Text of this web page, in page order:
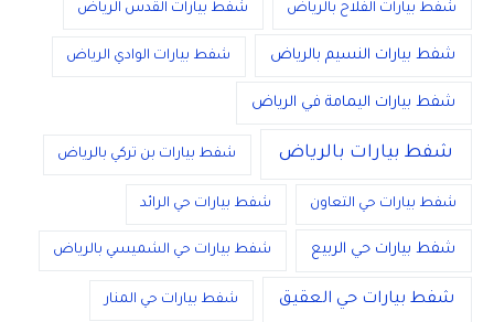
شفط بيارات الفلاح بالرياض شفط بيارات القدس الرياض
شفط بيارات النسيم بالرياض شفط بيارات الوادي الرياض
شفط بيارات اليمامة في الرياض
شفط بيارات بالرياض شفط بيارات بن تركي بالرياض
شفط بيارات حي التعاون شفط بيارات حي الرائد
شفط بيارات حي الربيع شفط بيارات حي الشميسي بالرياض
شفط بيارات حي العقيق شفط بيارات حي المنار